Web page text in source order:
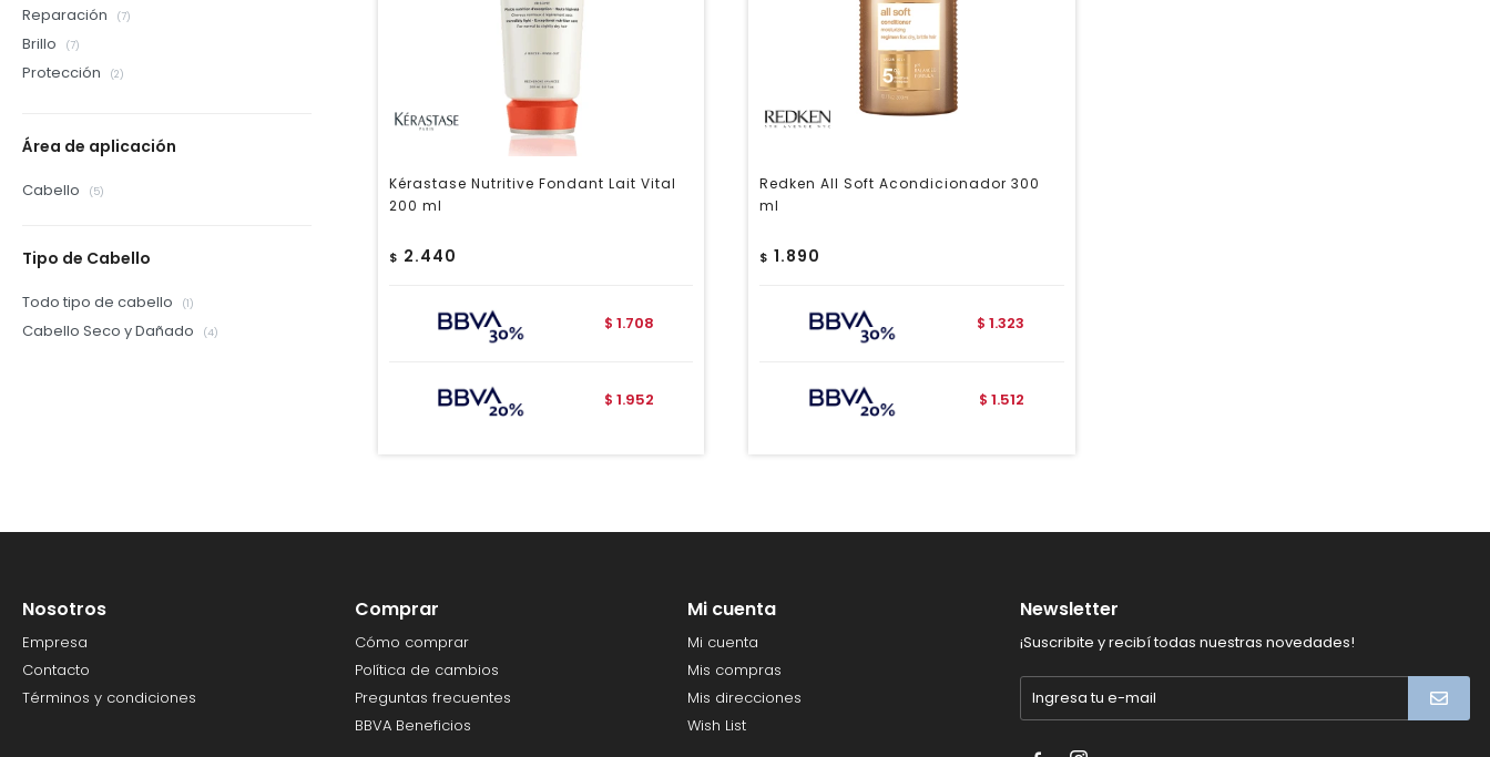
Kérastase Nutritive Fondant Lait Vital
200 ml
$ 2.440
$ 1.708
$ 1.952
Redken All Soft Acondicionador 300
ml
$ 1.890
$ 1.323
$ 1.512
Reparación (7)
Brillo (7)
Protección (2)
Área de aplicación
Cabello (5)
Tipo de Cabello
Todo tipo de cabello (1)
Cabello Seco y Dañado (4)
Nosotros
Empresa
Contacto
Términos y condiciones
Comprar
Cómo comprar
Política de cambios
Preguntas frecuentes
BBVA Beneficios
Mi cuenta
Mi cuenta
Mis compras
Mis direcciones
Wish List
Newsletter
¡Suscribite y recibí todas nuestras novedades!